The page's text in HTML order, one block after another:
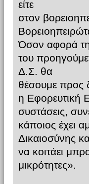
είτε
στον
Όσον αφορά
του
Δ.Σ. θα
θέσουμε προς
η Εφορευτική
συστάσεις,
κάποιος έχει
Δικαιοσύνης
να κοιτάει
μικρότητες».